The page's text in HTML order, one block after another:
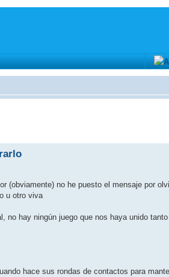
(obviamente) no he puesto el mensaje por
u otro viva
no hay ningún juego que nos haya unido
hace sus rondas de contactos para